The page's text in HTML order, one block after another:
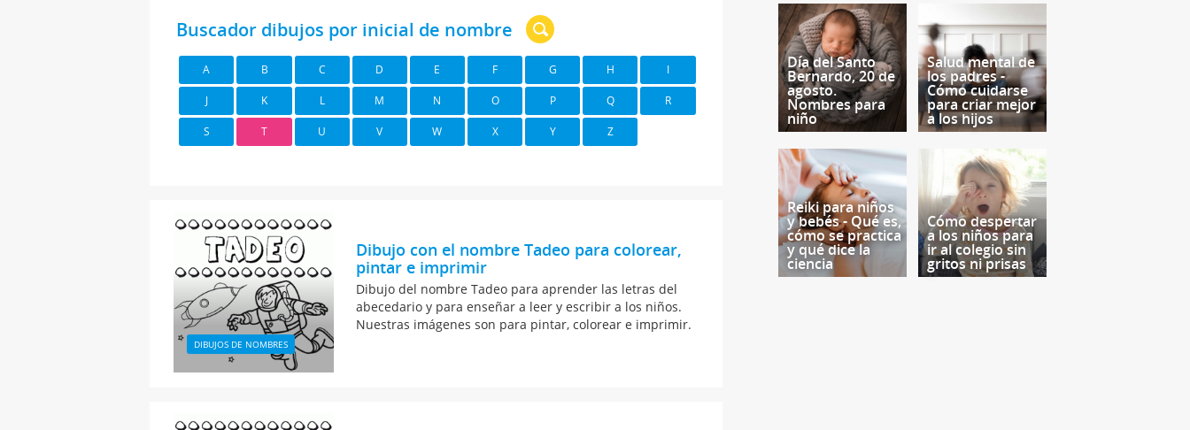
Buscador dibujos por inicial de nombre
A B C D E F G H I
J K L M N O P Q R
S T U V W X Y Z
DIBUJOS DE NOMBRES
Dibujo con el nombre Tadeo para colorear,
pintar e imprimir
Dibujo del nombre Tadeo para aprender las letras del
abecedario y para enseñar a leer y escribir a los niños.
Nuestras imágenes son para pintar, colorear e imprimir.
Día del Santo
Bernardo, 20 de
agosto.
Nombres para
niño
Salud mental de
los padres -
Cómo cuidarse
para criar mejor
a los hijos
Reiki para niños
y bebés - Qué es,
cómo se practica
y qué dice la
ciencia
Cómo despertar
a los niños para
ir al colegio sin
gritos ni prisas